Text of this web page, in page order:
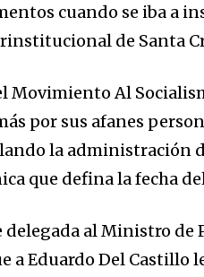
cuando se iba a
de Santa
Movimiento Al
por sus afanes
la administración
que defina la fecha
delegada al Ministro
a Eduardo Del